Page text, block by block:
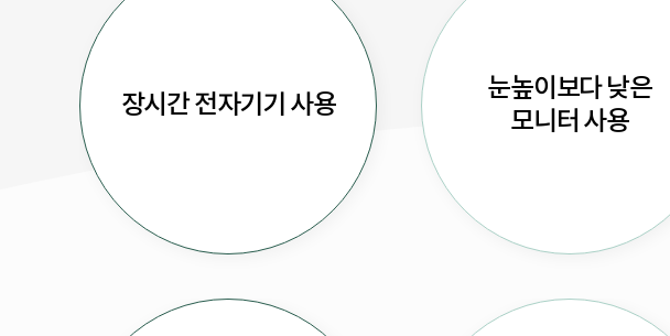
장시간 전자기기 사용
눈높이보다 낮은
모니터 사용